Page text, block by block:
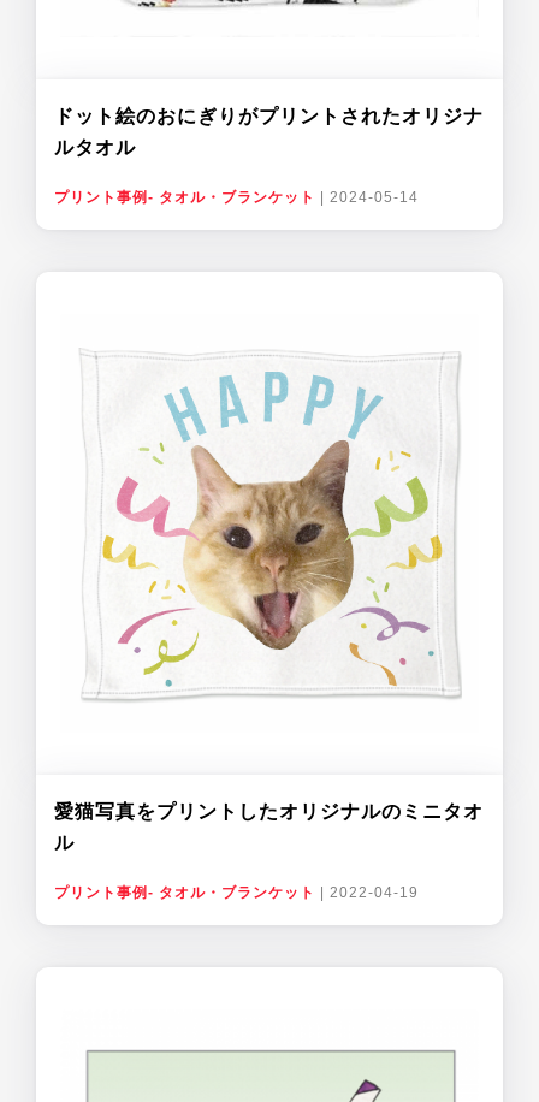
ドット絵のおにぎりがプリントされたオリジナ
ルタオル
プリント事例- タオル・ブランケット 2024-05-14
愛猫写真をプリントしたオリジナルのミニタオ
ル
プリント事例- タオル・ブランケット 2022-04-19